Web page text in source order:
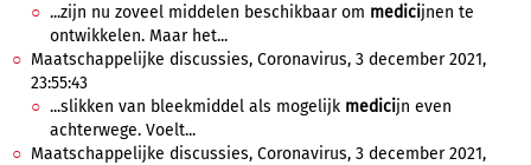
...zijn nu zoveel middelen beschikbaar om medicijnen te
ontwikkelen. Maar het...
Maatschappelijke discussies, Coronavirus, 3 december 2021,
23:55:43
...slikken van bleekmiddel als mogelijk medicijn even
achterwege. Voelt...
Maatschappelijke discussies, Coronavirus, 3 december 2021,